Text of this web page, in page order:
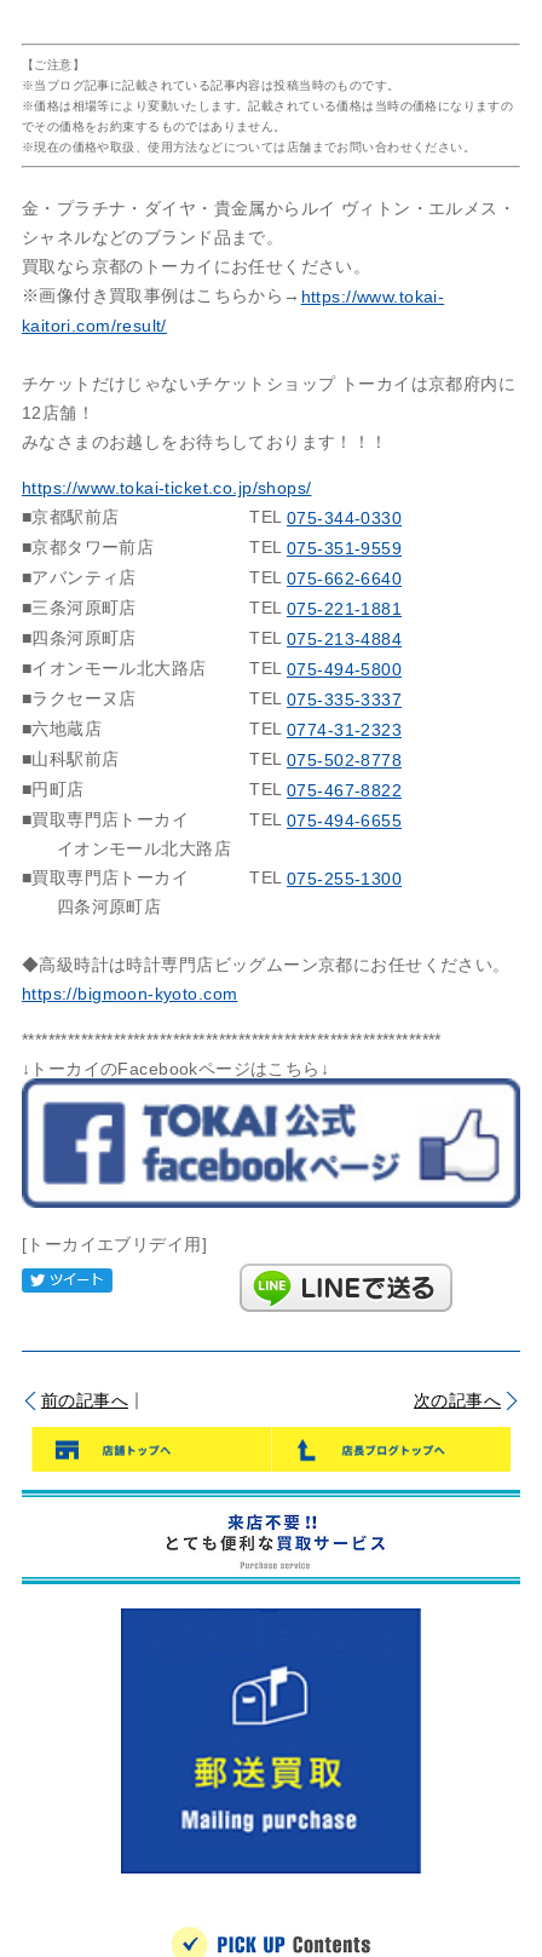
【ご注意】
※当ブログ記事に記載されている記事内容は投稿当時のものです。
※価格は相場等により変動いたします。記載されている価格は当時の価格になりますの
でその価格をお約束するものではありません。
※現在の価格や取扱、使用方法などについては店舗までお問い合わせください。
金・プラチナ・ダイヤ・貴金属からルイ ヴィトン・エルメス・
シャネルなどのブランド品まで。
買取なら京都のトーカイにお任せください。
※画像付き買取事例はこちらから→ https://www.tokai-
kaitori.com/result/
チケットだけじゃないチケットショップ トーカイは京都府内に
12店舗！
みなさまのお越しをお待ちしております！！！
https://www.tokai-ticket.co.jp/shops/
■京都駅前店
TEL075-344-0330
■京都タワー前店
TEL075-351-9559
■アバンティ店
TEL075-662-6640
■三条河原町店
TEL075-221-1881
■四条河原町店
TEL075-213-4884
■イオンモール北大路店
TEL075-494-5800
■ラクセーヌ店
TEL075-335-3337
■六地蔵店
TEL0774-31-2323
■山科駅前店
TEL075-502-8778
■円町店
TEL075-467-8822
■買取専門店トーカイ
イオンモール北大路店
TEL075-494-6655
■買取専門店トーカイ
四条河原町店
TEL075-255-1300
◆高級時計は時計専門店ビッグムーン京都にお任せください。
https://bigmoon-kyoto.com
****************************************************************
↓トーカイのFacebookページはこちら↓
[トーカイエブリデイ用]
Tweet
前の記事へ ｜ 次の記事へ